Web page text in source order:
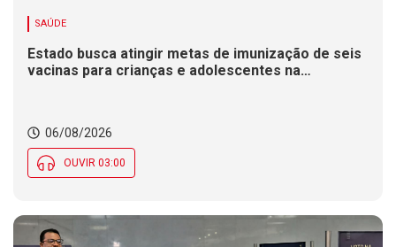
SAÚDE
Estado busca atingir metas de imunização de seis
vacinas para crianças e adolescentes na
06/08/2026
OUVIR 03:00